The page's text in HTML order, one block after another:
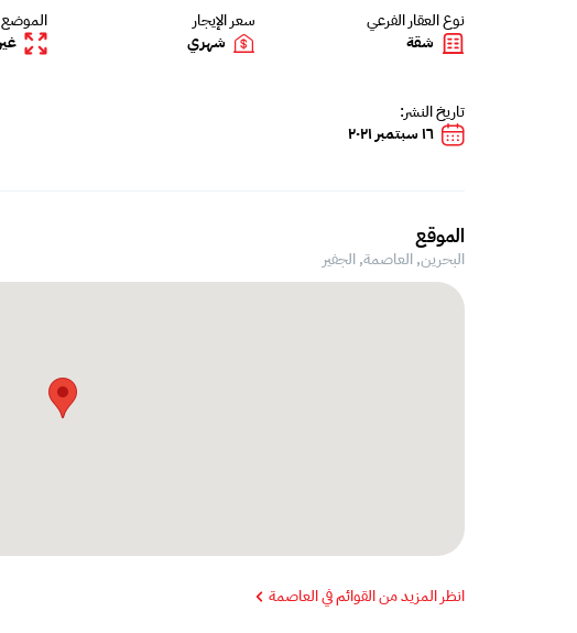
نوع العقار الفرعي
شقة
سعر الإيجار
شهري
الموضع
تاريخ النشر:
١٦ سبتمبر ٢٠٢١
الموقع
البحرين, العاصمة,الجفير
انظر المزيد من القوائم في العاصمة